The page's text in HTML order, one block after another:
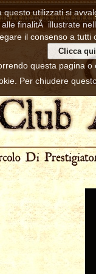
utilizzati si
alle finalitÃ illustrate
il consenso a
Clicca qui
questa pagina
Per chiudere